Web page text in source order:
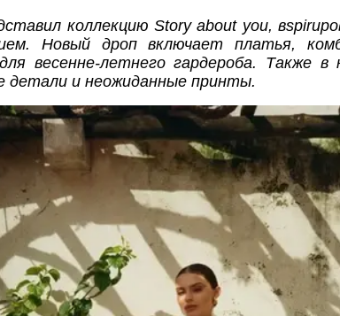
коллекцию Story about you,
Новый дроп включает платья,
весенне-летнего гардероба. Также в
детали и неожиданные принты.